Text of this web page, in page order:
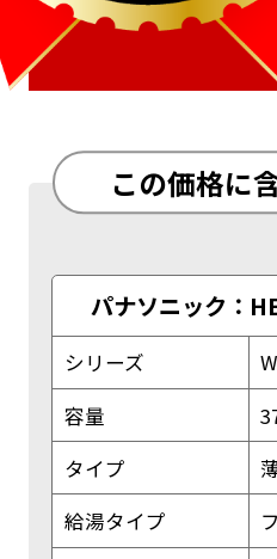
この価格に
パナソニック：
シリーズ
容量
タイプ
給湯タイプ